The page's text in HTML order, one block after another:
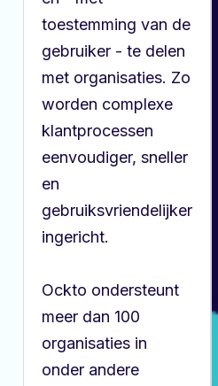
toestemming van de
gebruiker - te delen
met organisaties. Zo
worden complexe
klantprocessen
eenvoudiger, sneller
en
gebruiksvriendelijker
ingericht.
Ockto ondersteunt
meer dan 100
organisaties in
onder andere